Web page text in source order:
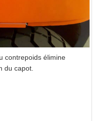
contrepoids élimine
du capot.